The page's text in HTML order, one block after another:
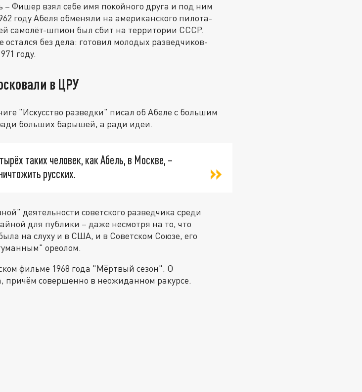
– Фишер взял себе имя покойного друга и под ним
году Абеля обменяли на американского пилота-
самолёт-шпион был сбит на территории СССР.
без дела: готовил молодых разведчиков-
году.
в ЦРУ
"Искусство разведки" писал об Абеле с большим
больших барышей, а ради идеи.
таких человек, как Абель, в Москве, –
русских.
деятельности советского разведчика среди
для публики – даже несмотря на то, что
на слуху и в США, и в Советском Союзе, его
ореолом.
фильме 1968 года "Мёртвый сезон". О
причём совершенно в неожиданном ракурсе.